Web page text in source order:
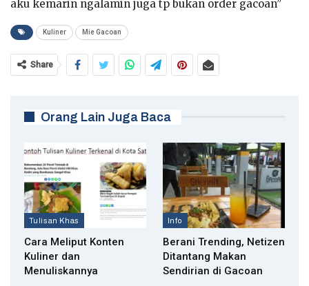
aku kemarin ngalamin juga tp bukan order gacoan”
Kuliner Mie Gacoan
Share
Orang Lain Juga Baca
Tulisan Khas
Cara Meliput Konten
Kuliner dan
Menuliskannya
Info
Berani Trending, Netizen
Ditantang Makan
Sendirian di Gacoan